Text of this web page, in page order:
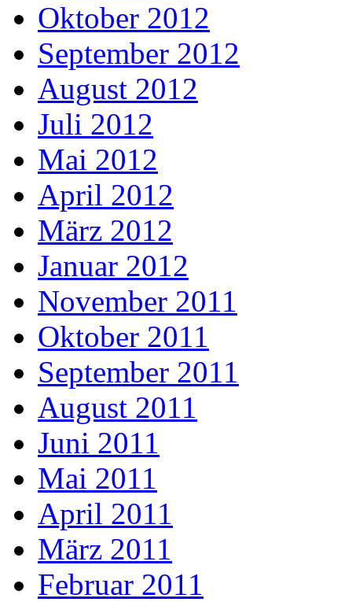
Oktober 2012
September 2012
August 2012
Juli 2012
Mai 2012
April 2012
März 2012
Januar 2012
November 2011
Oktober 2011
September 2011
August 2011
Juni 2011
Mai 2011
April 2011
März 2011
Februar 2011